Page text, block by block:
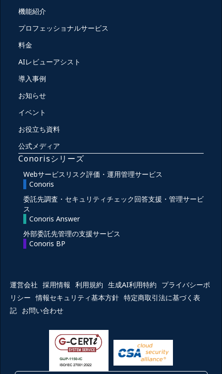
機能紹介
プロフェッショナルサービス
料金
AIレビューアシスト
導入事例
お知らせ
イベント
お役立ち資料
公式メディア
Conorisシリーズ
Webサービスリスク評価・運用管理サービス
Conoris
委託先調査・セキュリティチェック回答支援・管理サービ
ス
Conoris Answer
外部委託先管理の支援サービス
Conoris BP
運営会社 採用情報 利用規約 生成AI利用特約
プライバシーポ
リシー 情報セキュリティ基本方針 特定商取引法に基づく表
記 お問い合わせ